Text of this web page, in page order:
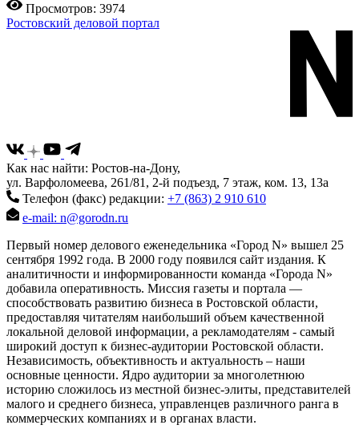
Просмотров: 3974
Ростовский деловой портал
Как нас найти: Ростов-на-Дону,
ул. Варфоломеева, 261/81, 2-й подъезд, 7 этаж, ком. 13, 13а
Телефон (факс) редакции: +7 (863) 2 910 610
e-mail: n@gorodn.ru
Первый номер делового еженедельника «Город N» вышел 25
сентября 1992 года. В 2000 году появился сайт издания. К
аналитичности и информированности команда «Города N»
добавила оперативность. Миссия газеты и портала —
способствовать развитию бизнеса в Ростовской области,
предоставляя читателям наибольший объем качественной
локальной деловой информации, а рекламодателям - самый
широкий доступ к бизнес-аудитории Ростовской области.
Независимость, объективность и актуальность – наши
основные ценности. Ядро аудитории за многолетнюю
историю сложилось из местной бизнес-элиты, представителей
малого и среднего бизнеса, управленцев различного ранга в
коммерческих компаниях и в органах власти.